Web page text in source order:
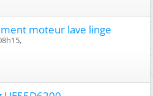
moteur lave linge